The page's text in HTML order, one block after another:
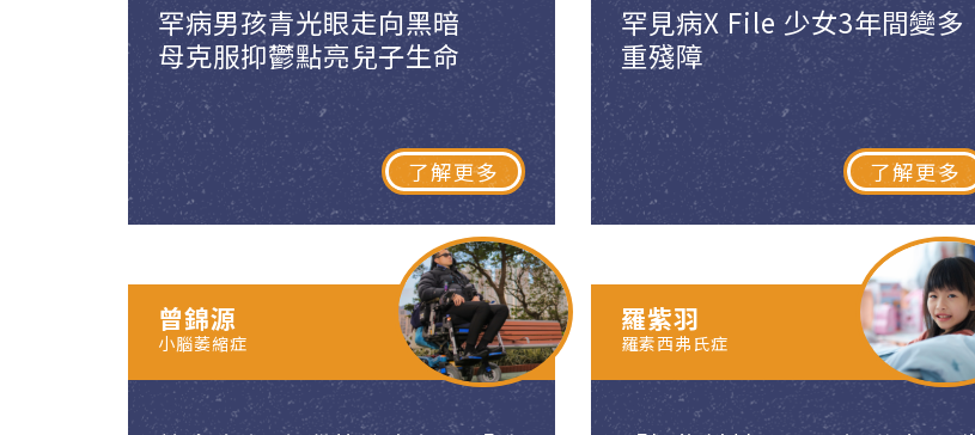
罕病男孩青光眼走向黑暗
母克服抑鬱點亮兒子生命
了解更多
罕見病X File 少女3年間變多
重殘障
了解更多
曾錦源
小腦萎縮症
羅紫羽
羅素西弗氏症